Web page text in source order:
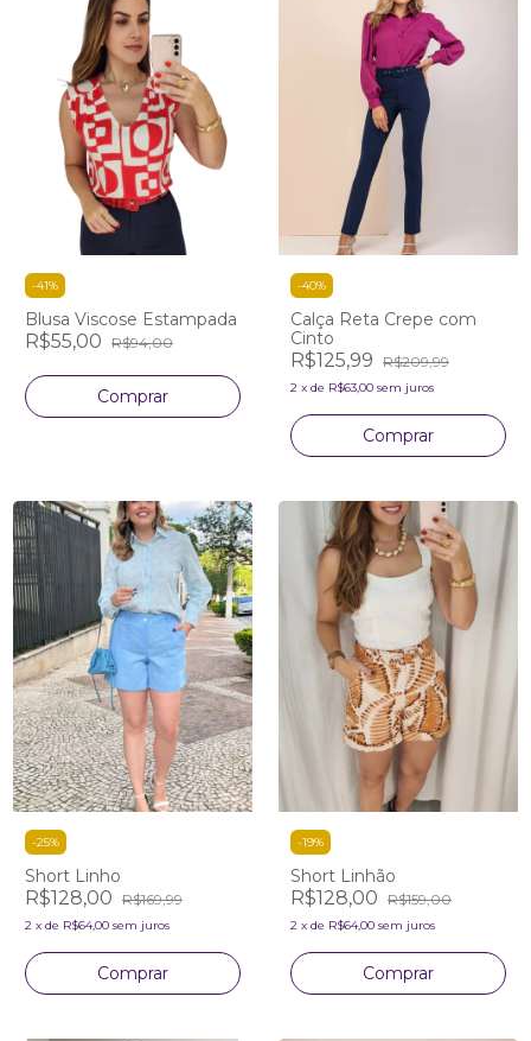
-41%
Blusa Viscose Estampada
R$55,00 R$94,00
Comprar
-40%
Calça Reta Crepe com
Cinto
R$125,99 R$209,99
2 x de R$63,00 sem juros
Comprar
-25%
Short Linho
R$128,00 R$169,99
2 x de R$64,00 sem juros
Comprar
-19%
Short Linhão
R$128,00 R$159,00
2 x de R$64,00 sem juros
Comprar